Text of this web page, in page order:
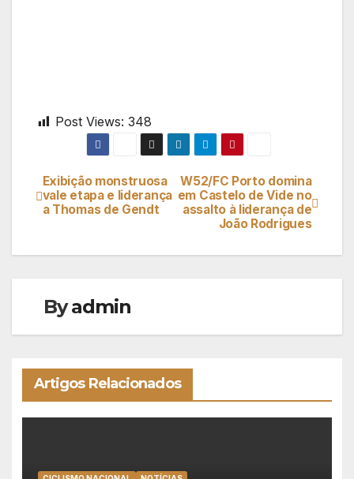
Post Views: 348
Navegação
de
artigos
W52/FC Porto domina
em Castelo de Vide no
assalto à liderança de
João Rodrigues
Exibição monstruosa
vale etapa e liderança
a Thomas de Gendt
Byadmin
Artigos Relacionados